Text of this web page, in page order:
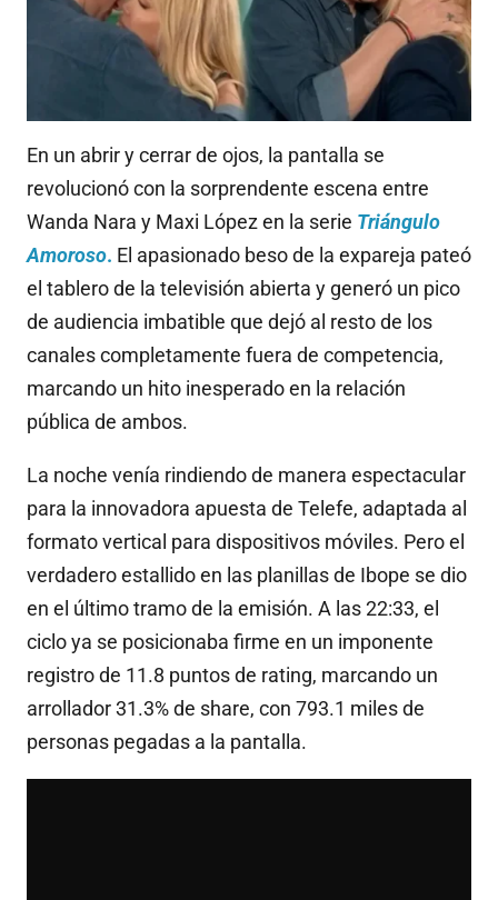
En un abrir y cerrar de ojos, la pantalla se
revolucionó con la sorprendente escena entre
Wanda Nara y Maxi López en la serie Triángulo
Amoroso. El apasionado beso de la expareja pateó
el tablero de la televisión abierta y generó un pico
de audiencia imbatible que dejó al resto de los
canales completamente fuera de competencia,
marcando un hito inesperado en la relación
pública de ambos.
La noche venía rindiendo de manera espectacular
para la innovadora apuesta de Telefe, adaptada al
formato vertical para dispositivos móviles. Pero el
verdadero estallido en las planillas de Ibope se dio
en el último tramo de la emisión. A las 22:33, el
ciclo ya se posicionaba firme en un imponente
registro de 11.8 puntos de rating, marcando un
arrollador 31.3% de share, con 793.1 miles de
personas pegadas a la pantalla.